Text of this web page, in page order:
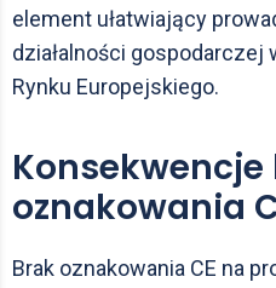
element ułatwiający
działalności gospodarczej
Rynku Europejskiego.
Konsekwencje
oznakowania
Brak oznakowania CE na